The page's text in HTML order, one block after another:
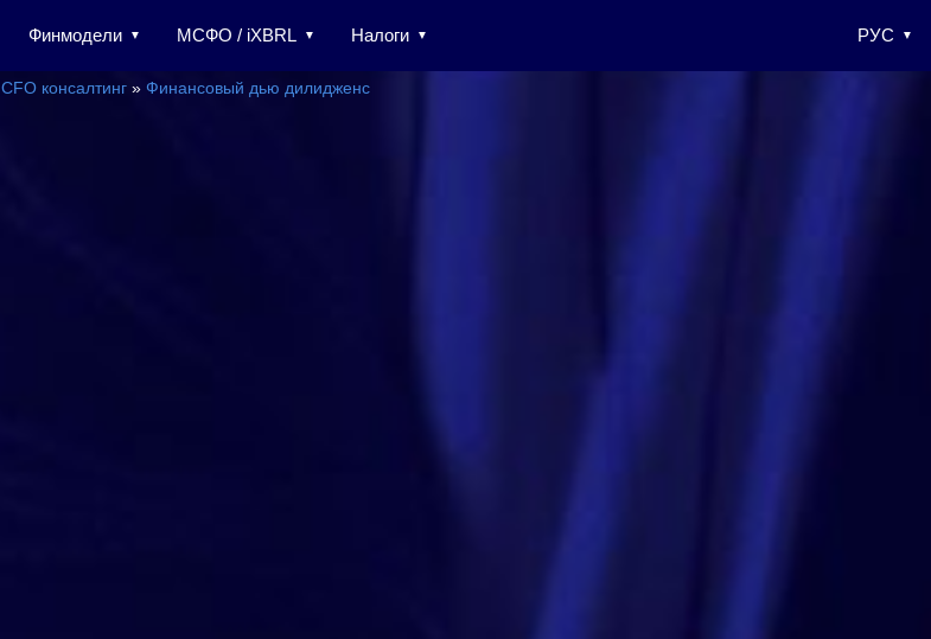
Финмодели МСФО / iXBRL Налоги РУС
CFO консалтинг » Финансовый дью дилидженс